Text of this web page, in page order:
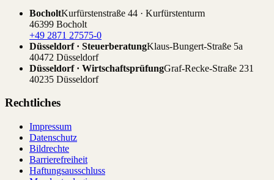
BocholtKurfürstenstraße 44 · Kurfürstenturm
46399 Bocholt
+49 2871 27575-0
Düsseldorf · SteuerberatungKlaus-Bungert-Straße 5a
40472 Düsseldorf
Düsseldorf · WirtschaftsprüfungGraf-Recke-Straße 231
40235 Düsseldorf
Rechtliches
Impressum
Datenschutz
Bildrechte
Barrierefreiheit
Haftungsausschluss